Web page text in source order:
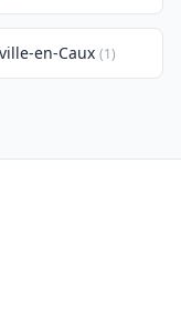
en-Caux (1)